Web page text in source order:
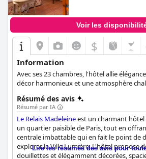
Voir les
$
Information
Avec ses 23 chambres, l'hôtel allie
décor harmonieux et une atmosphère
Résumé des avis
Résumé par IA
Le Relais Madeleineest un charmant
un quartier paisible de Paris, tout en
centrale imbattable qui en fait le point de
explorer la Ville Lumière. L'hôtel propose
douillettes et élégamment décorées,
Lire les résumés des avis pour